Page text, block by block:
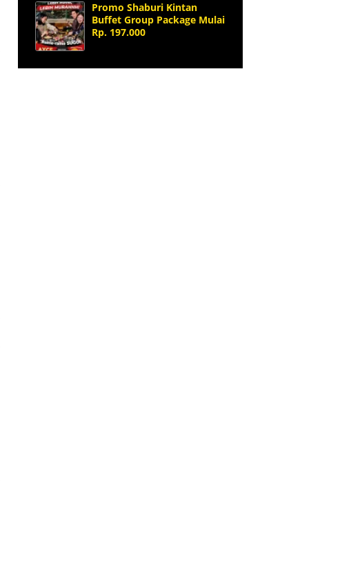
Promo Shaburi Kintan
Buffet Group Package Mulai
Rp. 197.000